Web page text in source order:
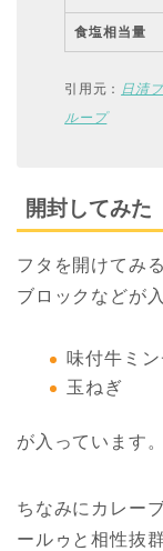
食塩相当量
引用元： 日清
ループ
開封してみた
フタを開けてみ
ブロックなどが
味付牛ミン
玉ねぎ
が入っています。
ちなみにカレー
ールゥと相性抜